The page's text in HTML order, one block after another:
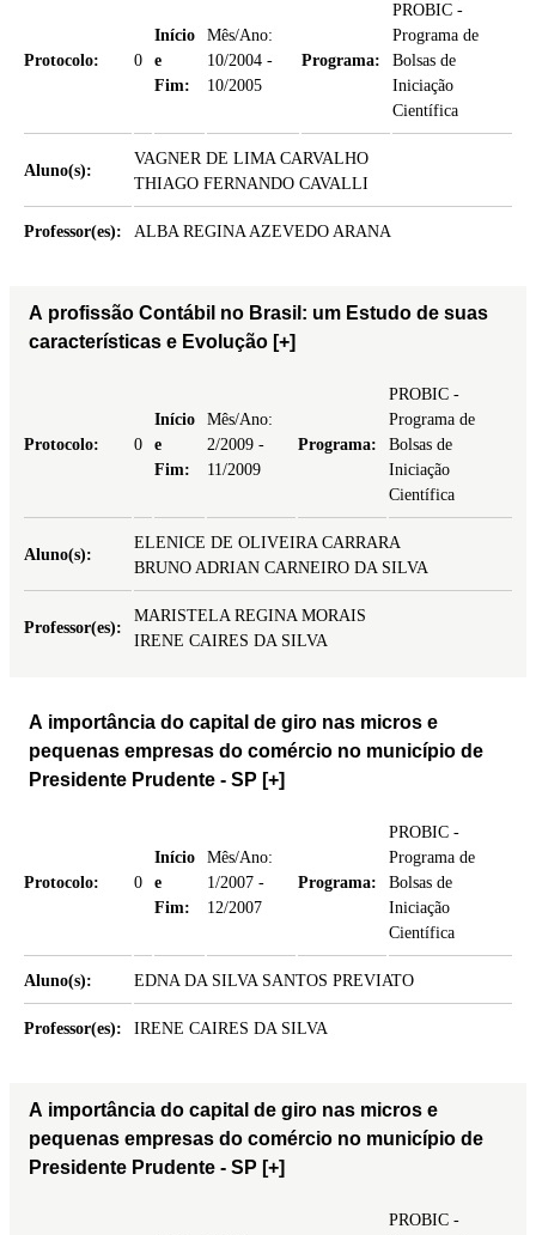
Protocolo: 0
Início
e
Fim:
Mês/Ano:
10/2004 -
10/2005
Programa:
PROBIC -
Programa de
Bolsas de
Iniciação
Científica
Aluno(s):
VAGNER DE LIMA CARVALHO
THIAGO FERNANDO CAVALLI
Professor(es): ALBA REGINA AZEVEDO ARANA
A profissão Contábil no Brasil: um Estudo de suas
características e Evolução [+]
Protocolo: 0
Início
e
Fim:
Mês/Ano:
2/2009 -
11/2009
Programa:
PROBIC -
Programa de
Bolsas de
Iniciação
Científica
Aluno(s):
ELENICE DE OLIVEIRA CARRARA
BRUNO ADRIAN CARNEIRO DA SILVA
Professor(es):
MARISTELA REGINA MORAIS
IRENE CAIRES DA SILVA
A importância do capital de giro nas micros e
pequenas empresas do comércio no município de
Presidente Prudente - SP [+]
Protocolo: 0
Início
e
Fim:
Mês/Ano:
1/2007 -
12/2007
Programa:
PROBIC -
Programa de
Bolsas de
Iniciação
Científica
Aluno(s): EDNA DA SILVA SANTOS PREVIATO
Professor(es): IRENE CAIRES DA SILVA
A importância do capital de giro nas micros e
pequenas empresas do comércio no município de
Presidente Prudente - SP [+]
PROBIC -